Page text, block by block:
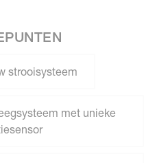
strooisysteem
met unieke